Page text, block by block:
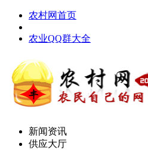
农村网首页
农业QQ群大全
新闻资讯
供应大厅